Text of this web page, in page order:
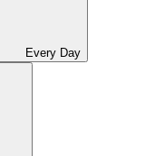
Every Day